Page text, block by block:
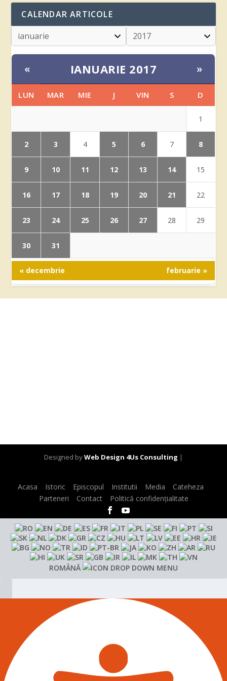
CALENDAR ARTICOLE
« IANUARIE 2017 »
LUN MAR MIE J VIN S D
1
2 3 4 5 6 7 8
9 10 11 12 13 14 15
16 17 18 19 20 21 22
23 24 25 26 27 28 29
30 31
« decembrie februarie »
Designed byWeb Design 4Us Consulting |
Acasa Istoric Episcopul Institutii Media
Cateheza
Parteneri
Contact Politică confidențialitate
ROMÂNĂ